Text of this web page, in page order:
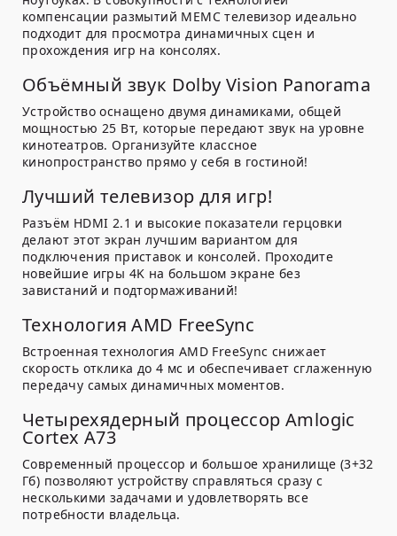
компенсации размытий MEMC телевизор идеально
подходит для просмотра динамичных сцен и
прохождения игр на консолях.
Объёмный звук Dolby Vision Panorama
Устройство оснащено двумя динамиками, общей
мощностью 25 Вт, которые передают звук на уровне
кинотеатров. Организуйте классное
кинопространство прямо у себя в гостиной!
Лучший телевизор для игр!
Разъём HDMI 2.1 и высокие показатели герцовки
делают этот экран лучшим вариантом для
подключения приставок и консолей. Проходите
новейшие игры 4K на большом экране без
завистаний и подтормаживаний!
Технология AMD FreeSync
Встроенная технология AMD FreeSync снижает
скорость отклика до 4 мс и обеспечивает сглаженную
передачу самых динамичных моментов.
Четырехядерный процессор Amlogic
Cortex A73
Современный процессор и большое хранилище (3+32
Гб) позволяют устройству справляться сразу с
несколькими задачами и удовлетворять все
потребности владельца.